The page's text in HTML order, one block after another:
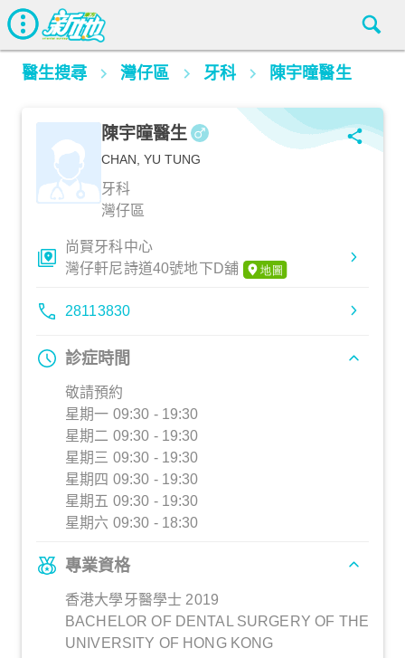
醫生搜尋 灣仔區 牙科 陳宇曈醫生
陳宇曈醫生
CHAN, YU TUNG
牙科
灣仔區
尚賢牙科中心
灣仔軒尼詩道40號地下D舖
28113830
診症時間
敬請預約
星期一 09:30 - 19:30
星期二 09:30 - 19:30
星期三 09:30 - 19:30
星期四 09:30 - 19:30
星期五 09:30 - 19:30
星期六 09:30 - 18:30
專業資格
香港大學牙醫學士 2019
BACHELOR OF DENTAL SURGERY OF THE
UNIVERSITY OF HONG KONG